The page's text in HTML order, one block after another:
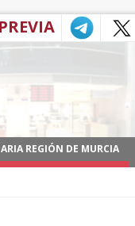
REGIÓN DE MURCIA